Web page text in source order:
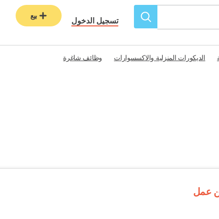
تسجيل الدخول
بيع
الديكورات المنزلية والاكسسوارات وظائف شاغرة